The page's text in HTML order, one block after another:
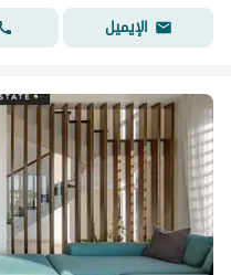
الإيميل